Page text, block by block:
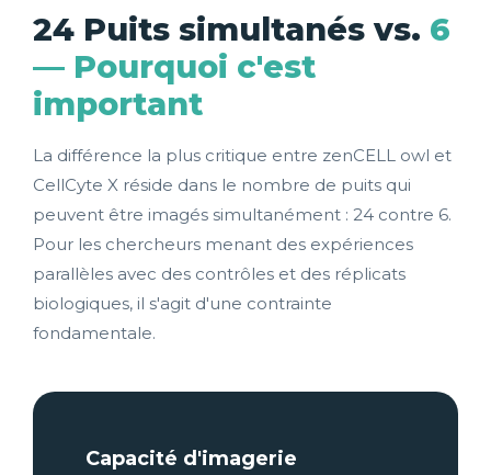
24 Puits simultanés vs. 6
— Pourquoi c'est
important
La différence la plus critique entre zenCELL owl et
CellCyte X réside dans le nombre de puits qui
peuvent être imagés simultanément : 24 contre 6.
Pour les chercheurs menant des expériences
parallèles avec des contrôles et des réplicats
biologiques, il s'agit d'une contrainte
fondamentale.
Capacité d'imagerie